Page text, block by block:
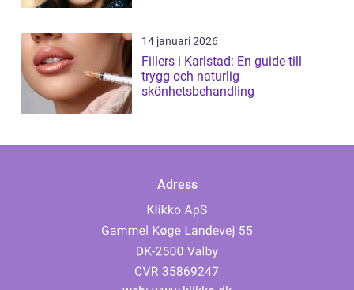
14 januari 2026
Fillers i Karlstad: En guide till
trygg och naturlig
skönhetsbehandling
Adress